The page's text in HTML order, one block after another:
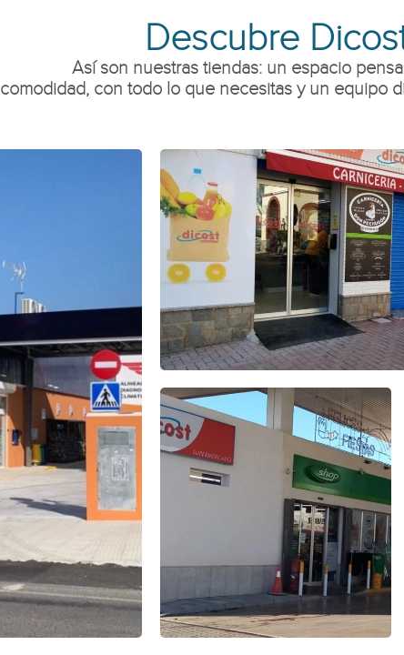
Descubre
Así son nuestras tiendas: un espacio
comodidad, con todo lo que necesitas y un equipo